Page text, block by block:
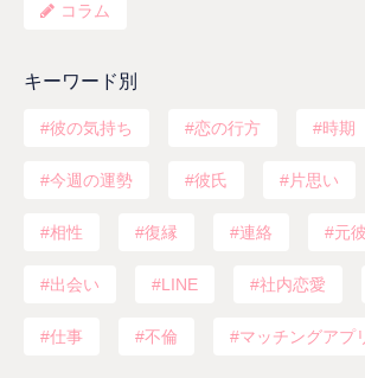
コラム
キーワード別
彼の気持ち 恋の行方 時期
今週の運勢 彼氏 片思い
相性 復縁 連絡 元彼
出会い LINE 社内恋愛
仕事 不倫 マッチングアプ